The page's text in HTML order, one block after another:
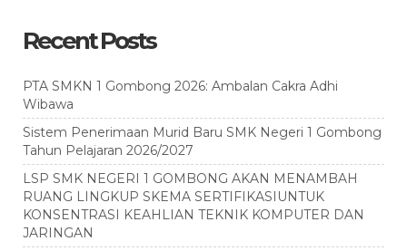
Recent Posts
PTA SMKN 1 Gombong 2026: Ambalan Cakra Adhi
Wibawa
Sistem Penerimaan Murid Baru SMK Negeri 1 Gombong
Tahun Pelajaran 2026/2027
LSP SMK NEGERI 1 GOMBONG AKAN MENAMBAH
RUANG LINGKUP SKEMA SERTIFIKASIUNTUK
KONSENTRASI KEAHLIAN TEKNIK KOMPUTER DAN
JARINGAN